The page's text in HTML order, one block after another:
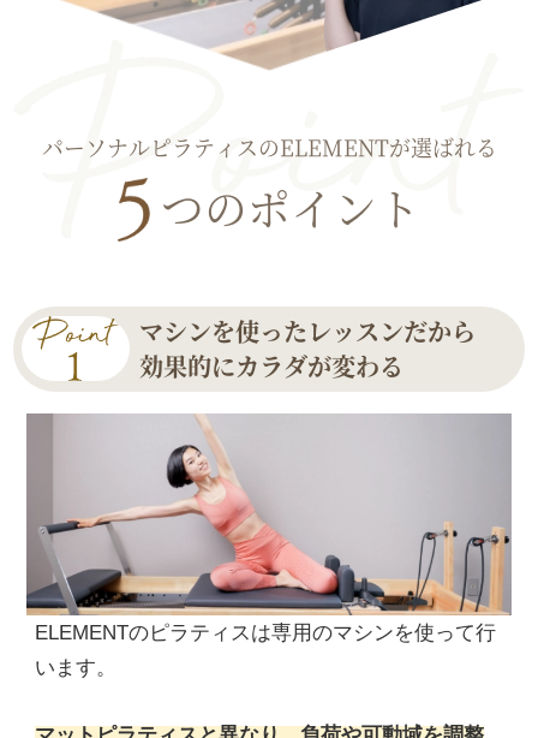
パーソナルピラティスのELEMENTが選ばれる
つのポイント
マシンを使ったレッスンだから
効果的にカラダが変わる
ELEMENTのピラティスは専用のマシンを使って行
います。